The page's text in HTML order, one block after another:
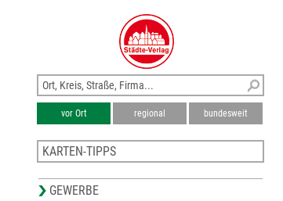
vor Ort regional bundesweit
KARTEN-TIPPS
Karte Vogtlandkreis
GEWERBE